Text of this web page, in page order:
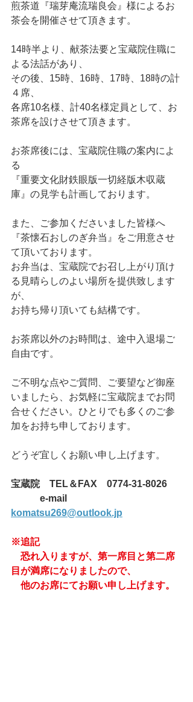
煎茶道『瑞芽庵流瑞良会』様によるお
茶会を開催させて頂きます。
14時半より、献茶法要と宝蔵院住職に
よる法話があり、
その後、15時、16時、17時、18時の計
４席、
各席10名様、計40名様定員として、お
茶席を設けさせて頂きます。
お茶席後には、宝蔵院住職の案内によ
る
『重要文化財鉄眼版一切経版木収蔵
庫』の見学も計画しております。
また、ご参加くださいました皆様へ
『茶懐石おしのぎ弁当』をご用意させ
て頂いております。
お弁当は、宝蔵院でお召し上がり頂け
る見晴らしのよい場所を提供致します
が、
お持ち帰り頂いても結構です。
お茶席以外のお時間は、途中入退場ご
自由です。
ご不明な点やご質問、ご要望など御座
いましたら、お気軽に宝蔵院までお問
合せください。ひとりでも多くのご参
加をお持ち申しております。
どうぞ宜しくお願い申し上げます。
宝蔵院　TEL＆FAX　0774-31-8026
            e-mail
komatsu269@outlook.jp
※追記
恐れ入りますが、第一席目と第二席
目が満席になりましたので、
他のお席にてお願い申し上げます。